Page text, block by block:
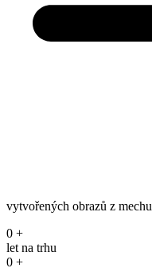
vytvořených obrazů z mechu
0 +
let na trhu
0 +